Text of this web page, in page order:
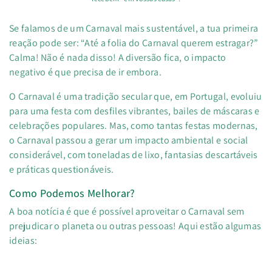
Se falamos de um Carnaval mais sustentável, a tua primeira
reação pode ser: “Até a folia do Carnaval querem estragar?”
Calma! Não é nada disso! A diversão fica, o impacto
negativo é que precisa de ir embora.
O Carnaval é uma tradição secular que, em Portugal, evoluiu
para uma festa com desfiles vibrantes, bailes de máscaras e
celebrações populares. Mas, como tantas festas modernas,
o Carnaval passou a gerar um impacto ambiental e social
considerável, com toneladas de lixo, fantasias descartáveis
e práticas questionáveis.
Como Podemos Melhorar?
A boa notícia é que é possível aproveitar o Carnaval sem
prejudicar o planeta ou outras pessoas! Aqui estão algumas
ideias: